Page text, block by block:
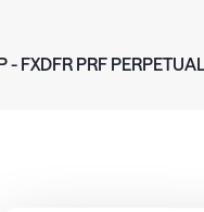
FXDFR PRF